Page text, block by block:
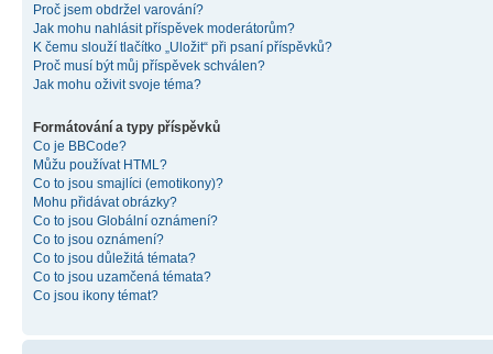
Proč jsem obdržel varování?
Jak mohu nahlásit příspěvek moderátorům?
K čemu slouží tlačítko „Uložit“ při psaní příspěvků?
Proč musí být můj příspěvek schválen?
Jak mohu oživit svoje téma?
Formátování a typy příspěvků
Co je BBCode?
Můžu používat HTML?
Co to jsou smajlíci (emotikony)?
Mohu přidávat obrázky?
Co to jsou Globální oznámení?
Co to jsou oznámení?
Co to jsou důležitá témata?
Co to jsou uzamčená témata?
Co jsou ikony témat?